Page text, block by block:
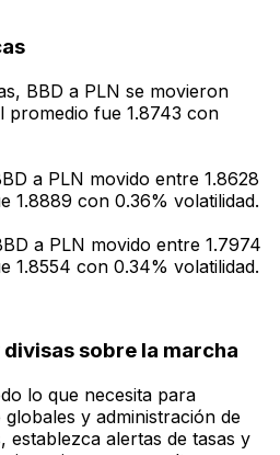
BBD a PLN se movieron
promedio fue 1.8743 con
a PLN movido entre 1.8628
1.8889 con 0.36% volatilidad.
a PLN movido entre 1.7974
1.8554 con 0.34% volatilidad.
sobre la marcha
lo que necesita para
y administración de
establezca alertas de tasas y